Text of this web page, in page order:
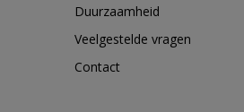
Duurzaamheid
Veelgestelde vragen
Contact